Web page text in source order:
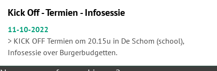
Kick Off - Termien - Infosessie
11-10-2022
> KICK OFF Termien om 20.15u in De Schom (school),
Infosessie over Burgerbudgetten.